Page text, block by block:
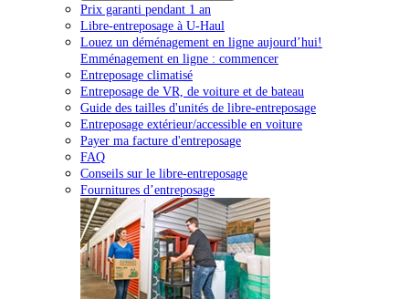
Prix garanti pendant 1 an
Libre-entreposage à U-Haul
Louez un déménagement en ligne aujourd’hui!
Emménagement en ligne : commencer
Entreposage climatisé
Entreposage de VR, de voiture et de bateau
Guide des tailles d'unités de libre-entreposage
Entreposage extérieur/accessible en voiture
Payer ma facture d'entreposage
FAQ
Conseils sur le libre-entreposage
Fournitures d’entreposage